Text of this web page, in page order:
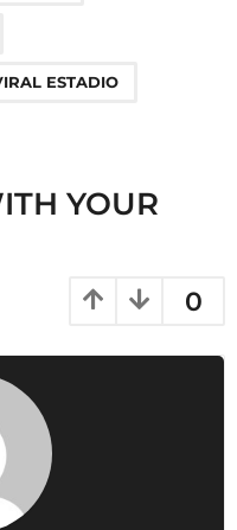
ESTADIO
YOUR
0